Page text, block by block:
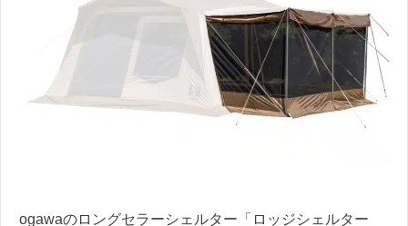
ogawaのロングセラーシェルター「ロッジシェルター